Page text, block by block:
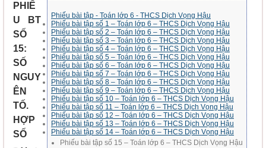
Phiếu bài tập - Toán lớp 6 - THCS Dịch Vọng Hậu
Phiếu bài tập số 1 – Toán lớp 6 – THCS Dịch Vọng Hậu
Phiếu bài tập số 2 – Toán lớp 6 – THCS Dịch Vọng Hậu
Phiếu bài tập số 3 – Toán lớp 6 – THCS Dịch Vọng Hậu
Phiếu bài tập số 4 – Toán lớp 6 – THCS Dịch Vọng Hậu
Phiếu bài tập số 5 – Toán lớp 6 – THCS Dịch Vọng Hậu
Phiếu bài tập số 6 – Toán lớp 6 – THCS Dịch Vọng Hậu
Phiếu bài tập số 7 – Toán lớp 6 – THCS Dịch Vọng Hậu
Phiếu bài tập số 8 – Toán lớp 6 – THCS Dịch Vọng Hậu
Phiếu bài tập số 9 – Toán lớp 6 – THCS Dịch Vọng Hậu
Phiếu bài tập số 10 – Toán lớp 6 – THCS Dịch Vọng Hậu
Phiếu bài tập số 11 – Toán lớp 6 – THCS Dịch Vọng Hậu
Phiếu bài tập số 12 – Toán lớp 6 – THCS Dịch Vọng Hậu
Phiếu bài tập số 13 – Toán lớp 6 – THCS Dịch Vọng Hậu
Phiếu bài tập số 14 – Toán lớp 6 – THCS Dịch Vọng Hậu
Phiếu bài tập số 15 – Toán lớp 6 – THCS Dịch Vọng Hậu
PHIẾ
U BT
SỐ
15:
SỐ
NGUY
ÊN
TỐ.
HỢP
SỐ